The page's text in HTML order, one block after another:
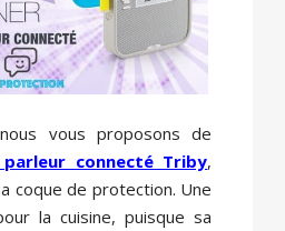
vous proposons de
connecté Triby,
coque de protection. Une
la cuisine, puisque sa